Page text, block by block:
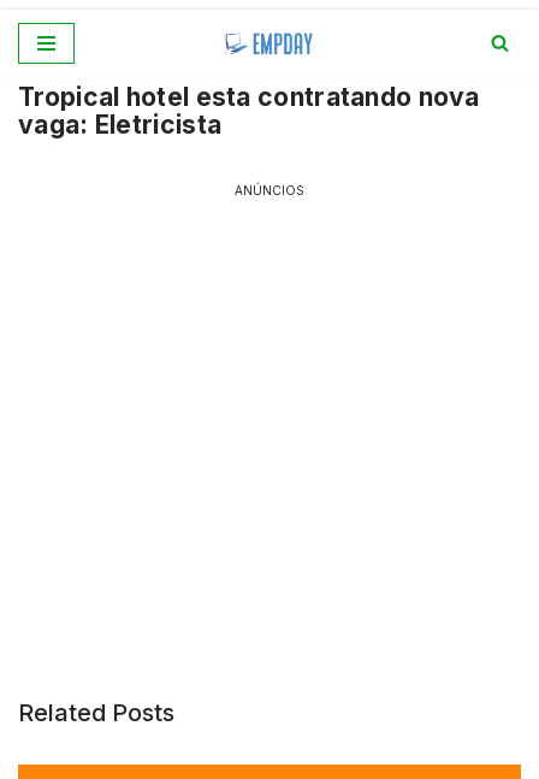
para
o
Tropical hotel esta contratando nova
vaga: Eletricista
ANÚNCIOS
Related Posts